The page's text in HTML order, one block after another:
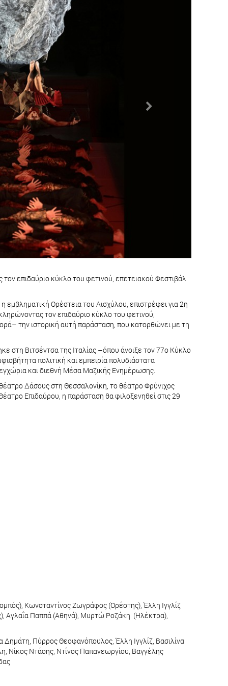
επιδαύριο κύκλο του φετινού, επετειακού Φεστιβάλ
Ορέστεια του Αισχύλου, επιστρέφει για 2η
τον επιδαύριο κύκλο του φετινού,
την ιστορική αυτή παράσταση, που κατορθώνει με τη
στη Βιτσέντσα της Ιταλίας –όπου άνοιξε τον 77ο Κύκλο
πολιτική και εμπειρία πολυδιάστατα
και διεθνή Μέσα Μαζικής Ενημέρωσης.
Δάσους στη Θεσσαλονίκη, το θέατρο Φρύνιχος
Επιδαύρου, η παράσταση θα φιλοξενηθεί στις 29
Κωνσταντίνος Ζωγράφος (Ορέστης), Έλλη Ιγγλίζ
Αγλαΐα Παππά (Αθηνά), Μυρτώ Ροζάκη (Ηλέκτρα),
Πύρρος Θεοφανόπουλος, Έλλη Ιγγλίζ, Βασιλίνα
Νίκος Ντάσης, Ντίνος Παπαγεωργίου, Βαγγέλης